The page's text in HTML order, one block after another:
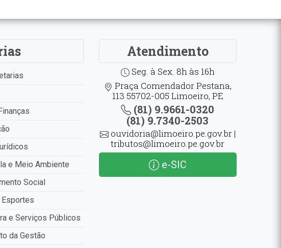
e Meio Ambiente
Social
Esportes
e Serviços Públicos
da Gestão
Atendimento
Seg. à Sex. 8h às 16h
Praça Comendador Pestana,
113 55702-005 Limoeiro, PE
(81) 9.9661-0320
(81) 9.7340-2503
ouvidoria@limoeiro.pe.gov.br |
tributos@limoeiro.pe.gov.br
e-SIC